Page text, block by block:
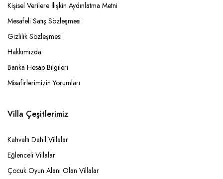
Kişisel Verilere İlişkin Aydınlatma Metni
Mesafeli Satış Sözleşmesi
Gizlilik Sözleşmesi
Hakkımızda
Banka Hesap Bilgileri
Misafirlerimizin Yorumları
Villa Çeşitlerimiz
Kahvaltı Dahil Villalar
Eğlenceli Villalar
Çocuk Oyun Alanı Olan Villalar